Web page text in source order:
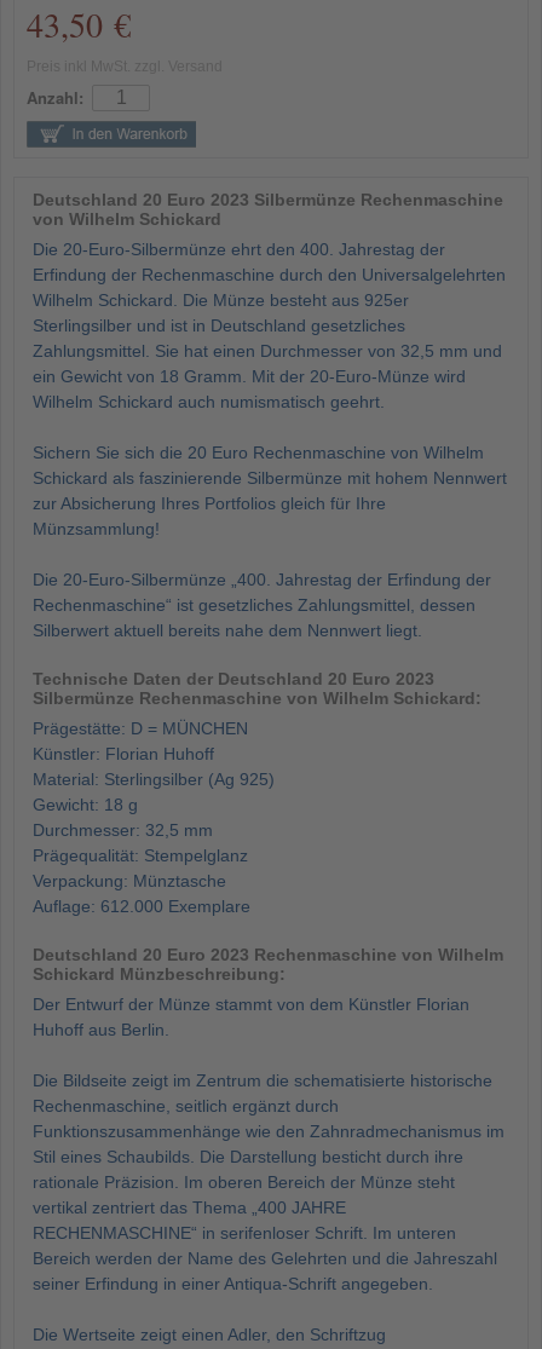
43,50 €
Anzahl:
Deutschland 20 Euro 2023 Silbermünze Rechenmaschine
von Wilhelm Schickard
Die 20-Euro-Silbermünze ehrt den 400. Jahrestag der
Erfindung der Rechenmaschine durch den Universalgelehrten
Wilhelm Schickard. Die Münze besteht aus 925er
Sterlingsilber und ist in Deutschland gesetzliches
Zahlungsmittel. Sie hat einen Durchmesser von 32,5 mm und
ein Gewicht von 18 Gramm. Mit der 20-Euro-Münze wird
Wilhelm Schickard auch numismatisch geehrt.
Sichern Sie sich die 20 Euro Rechenmaschine von Wilhelm
Schickard als faszinierende Silbermünze mit hohem Nennwert
zur Absicherung Ihres Portfolios gleich für Ihre
Münzsammlung!
Die 20-Euro-Silbermünze „400. Jahrestag der Erfindung der
Rechenmaschine“ ist gesetzliches Zahlungsmittel, dessen
Silberwert aktuell bereits nahe dem Nennwert liegt.
Technische Daten der Deutschland 20 Euro 2023
Silbermünze Rechenmaschine von Wilhelm Schickard:
Prägestätte: D = MÜNCHEN
Künstler: Florian Huhoff
Material: Sterlingsilber (Ag 925)
Gewicht: 18 g
Durchmesser: 32,5 mm
Prägequalität: Stempelglanz
Verpackung: Münztasche
Auflage: 612.000 Exemplare
Deutschland 20 Euro 2023 Rechenmaschine von Wilhelm
Schickard Münzbeschreibung:
Der Entwurf der Münze stammt von dem Künstler Florian
Huhoff aus Berlin.
Die Bildseite zeigt im Zentrum die schematisierte historische
Rechenmaschine, seitlich ergänzt durch
Funktionszusammenhänge wie den Zahnradmechanismus im
Stil eines Schaubilds. Die Darstellung besticht durch ihre
rationale Präzision. Im oberen Bereich der Münze steht
vertikal zentriert das Thema „400 JAHRE
RECHENMASCHINE“ in serifenloser Schrift. Im unteren
Bereich werden der Name des Gelehrten und die Jahreszahl
seiner Erfindung in einer Antiqua-Schrift angegeben.
Die Wertseite zeigt einen Adler, den Schriftzug